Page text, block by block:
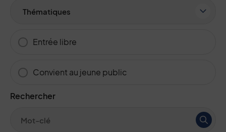
Entrée libre
Convient au jeune public
Recherche par mots-clés
Rechercher